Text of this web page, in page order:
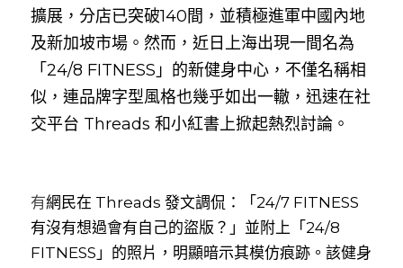
擴展，分店已突破140間，並積極進軍中國內地
及新加坡市場。然而，近日上海出現一間名為
「24/8 FITNESS」的新健身中心，不僅名稱相
似，連品牌字型風格也幾乎如出一轍，迅速在社
交平台 Threads 和小紅書上掀起熱烈討論。
有網民在 Threads 發文調侃：「24/7 FITNESS
有沒有想過會有自己的盜版？」並附上「24/8
FITNESS」的照片，明顯暗示其模仿痕跡。該健身